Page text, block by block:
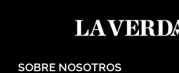
SOBRE NOSOTROS